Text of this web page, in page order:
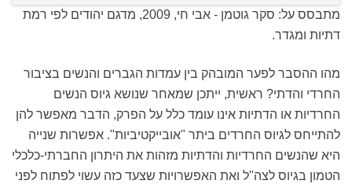
מתבסס על: סקר גוטמן - אבי חי, 2009, מדגם יהודים לפי רמת
דתיות ומגדר.
מהו ההסבר לפער המובהק בין עמדות הגברים והנשים בציבור
החרדי והדתי? ראשית, ייתכן שמאחר שנושא גיוס הנשים
החרדיות או הדתיות אינו עומד כלל על הפרק, הדבר מאפשר להן
להתייחס לגיוס החרדים ביתר "אובייקטיביות". אפשרות שנייה
היא שהנשים החרדיות והדתיות מזהות את היתרון החברתי-כלכלי
הטמון בגיוס לצה"ל ואת האפשרויות שצעד כזה עשוי לפתוח לפני